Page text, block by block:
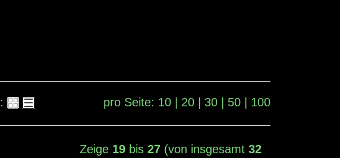
pro Seite: 10 20 30 50 100
Zeige 19 bis 27 (von insgesamt 32